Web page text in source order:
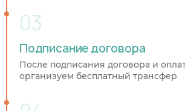
Подписание договора
После подписания договора и
организуем бесплатный трансфер